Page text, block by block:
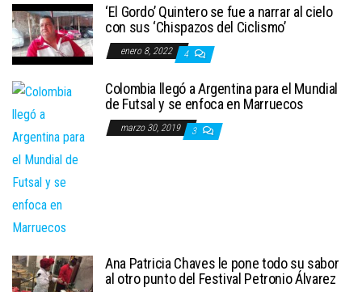
‘El Gordo’ Quintero se fue a narrar al cielo
con sus ‘Chispazos del Ciclismo’
enero 8, 2022 4
Colombia llegó a Argentina para el Mundial
de Futsal y se enfoca en Marruecos
marzo 30, 2019 3
Ana Patricia Chaves le pone todo su sabor
al otro punto del Festival Petronio Álvarez